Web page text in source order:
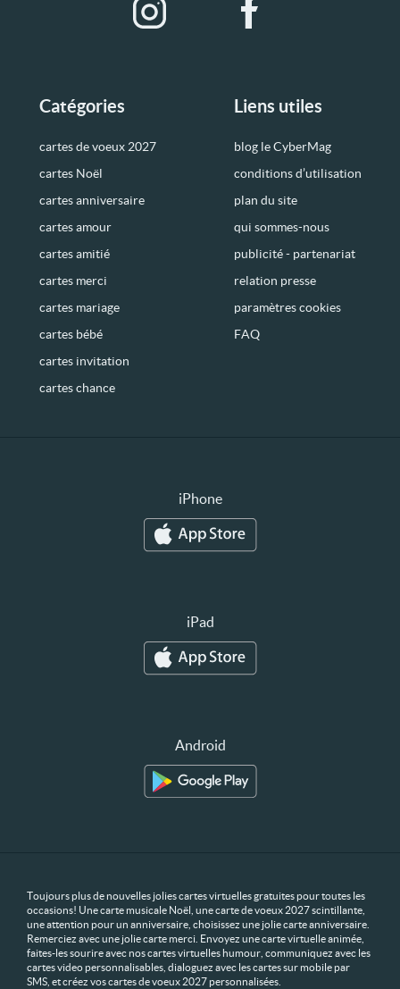
Catégories
cartes de voeux 2027
cartes Noël
cartes anniversaire
cartes amour
cartes amitié
cartes merci
cartes mariage
cartes bébé
cartes invitation
cartes chance
Liens utiles
blog le CyberMag
conditions d’utilisation
plan du site
qui sommes-nous
publicité - partenariat
relation presse
paramètres cookies
FAQ
iPhone
iPad
Android
Toujours plus de nouvelles jolies cartes virtuelles gratuites pour toutes les
occasions! Une carte musicale Noël, une carte de voeux 2027 scintillante,
une attention pour un anniversaire, choisissez une jolie carte anniversaire.
Remerciez avec une jolie carte merci. Envoyez une carte virtuelle animée,
faites-les sourire avec nos cartes virtuelles humour, communiquez avec les
cartes video personnalisables, dialoguez avec les cartes sur mobile par
SMS, et créez vos cartes de voeux 2027 personnalisées.